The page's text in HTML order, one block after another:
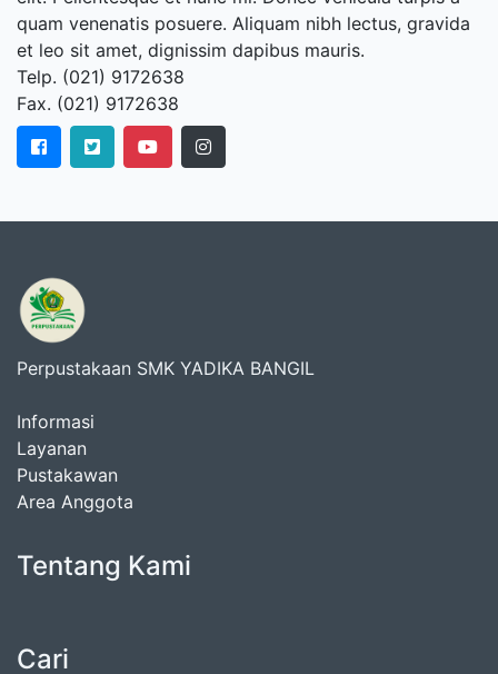
quam venenatis posuere. Aliquam nibh lectus, gravida
et leo sit amet, dignissim dapibus mauris.
Telp. (021) 9172638
Fax. (021) 9172638
Perpustakaan SMK YADIKA BANGIL
Informasi
Layanan
Pustakawan
Area Anggota
Tentang Kami
Cari